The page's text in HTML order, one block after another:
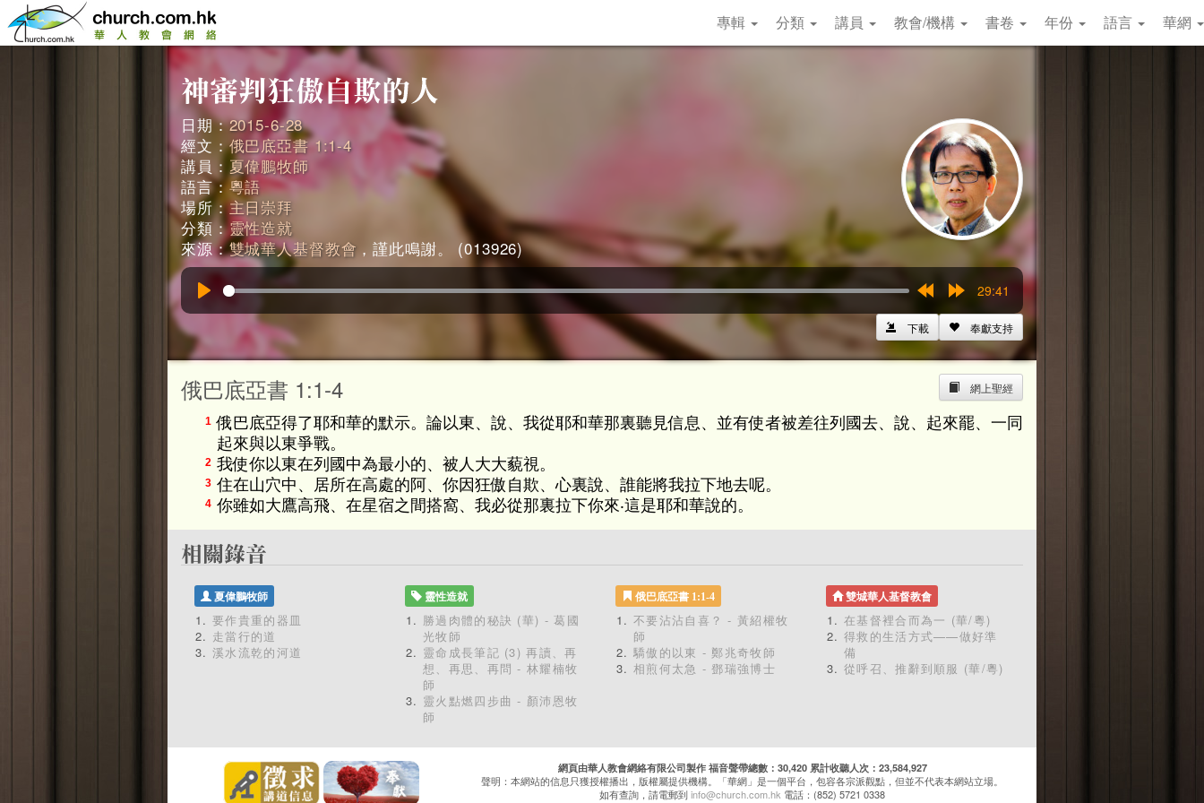
專輯 分類 講員 教會/機構 書卷 年份 語言 華網
日期：2015-6-28
經文：俄巴底亞書 1:1-4
講員： 夏偉鵬牧師
語言：粵語
場所：主日崇拜
分類：靈性造就
來源：雙城華人基督教會 ，謹此鳴謝。 (013926)
15s
15s
29:41
奉獻支持
下載
網上聖經
俄巴底亞書 1:1-4
1 俄巴底亞得了耶和華的默示。論以東、說、我從耶和華那裏聽見信息、並有使者被差往列國去、說、起來罷、一同
起來與以東爭戰。
2 我使你以東在列國中為最小的、被人大大藐視。
3 住在山穴中、居所在高處的阿、你因狂傲自欺、心裏說、誰能將我拉下地去呢。
4 你雖如大鷹高飛、在星宿之間搭窩、我必從那裏拉下你來‧這是耶和華說的。
夏偉鵬牧師
要作貴重的器皿
走當行的道
溪水流乾的河道
靈性造就
勝過肉體的秘訣 (華) - 葛國
光牧師
靈命成長筆記 (3) 再讀、再
想、再思、再問 - 林耀楠牧
師
靈火點燃四步曲 - 顏沛恩牧
師
俄巴底亞書 1:1-4
不要沾沾自喜？ - 黃紹權牧
師
驕傲的以東 - 鄭兆奇牧師
相煎何太急 - 鄧瑞強博士
雙城華人基督教會
在基督裡合而為一 (華/粵)
得救的生活方式——做好準
備
從呼召、推辭到順服 (華/粵)
網頁由華人教會網絡有限公司製作 福音聲帶總數：30,420 累計收聽人次：23,584,927
聲明：本網站的信息只獲授權播出，版權屬提供機構。「華網」是一個平台，包容各宗派觀點，但並不代表本網站立場。
如有查詢，請電郵到info@church.com.hk 電話：(852) 5721 0338